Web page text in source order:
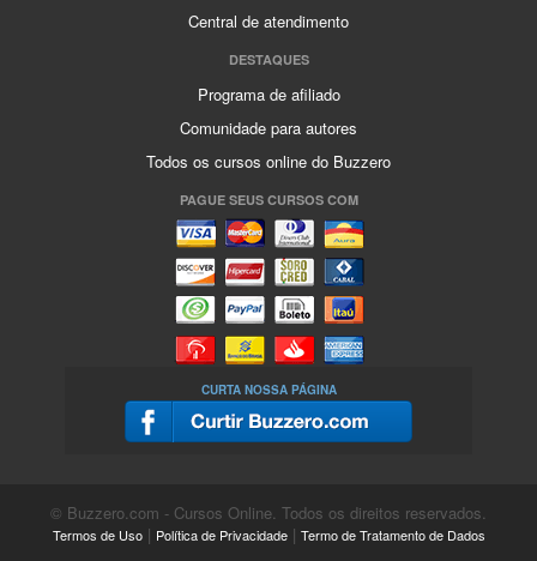
Central de atendimento
DESTAQUES
Programa de afiliado
Comunidade para autores
Todos os cursos online do Buzzero
PAGUE SEUS CURSOS COM
CURTA NOSSA PÁGINA
© Buzzero.com - Cursos Online. Todos os direitos reservados.
Termos de Uso| Política de Privacidade| Termo de Tratamento de Dados